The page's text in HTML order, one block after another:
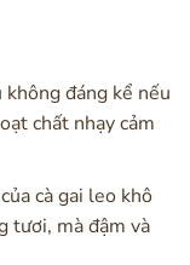
đáng kể nếu
chất nhạy cảm
cà gai leo khô
tươi, mà đậm và